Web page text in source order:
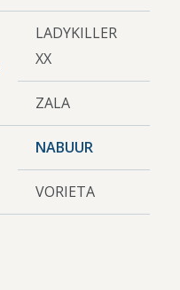
LADYKILLER
XX
ZALA
NABUUR
VORIETA